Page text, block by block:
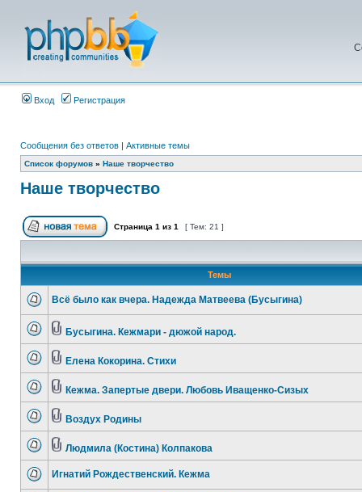
Вход Регистрация
Сообщения без ответов | Активные темы
Список форумов » Наше творчество
Наше творчество
Страница 1 из 1 [ Тем: 21 ]
Темы
Всё было как вчера. Надежда Матвеева (Бусыгина)
Бусыгина. Кежмари - дюжой народ.
Елена Кокорина. Стихи
Кежма. Запертые двери. Любовь Иващенко-Сизых
Воздух Родины
Людмила (Костина) Колпакова
Игнатий Рождественский. Кежма